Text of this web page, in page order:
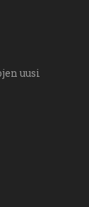
uusi